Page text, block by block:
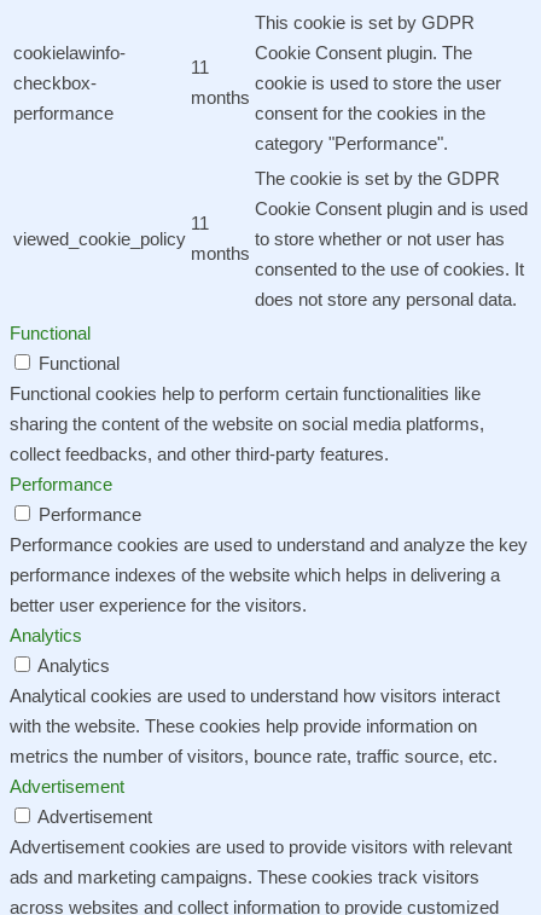
cookielawinfo-
checkbox-
performance
11
months
This cookie is set by GDPR
Cookie Consent plugin. The
cookie is used to store the user
consent for the cookies in the
category "Performance".
viewed_cookie_policy
11
months
The cookie is set by the GDPR
Cookie Consent plugin and is used
to store whether or not user has
consented to the use of cookies. It
does not store any personal data.
Functional
Functional
Functional cookies help to perform certain functionalities like
sharing the content of the website on social media platforms,
collect feedbacks, and other third-party features.
Performance
Performance
Performance cookies are used to understand and analyze the key
performance indexes of the website which helps in delivering a
better user experience for the visitors.
Analytics
Analytics
Analytical cookies are used to understand how visitors interact
with the website. These cookies help provide information on
metrics the number of visitors, bounce rate, traffic source, etc.
Advertisement
Advertisement
Advertisement cookies are used to provide visitors with relevant
ads and marketing campaigns. These cookies track visitors
across websites and collect information to provide customized